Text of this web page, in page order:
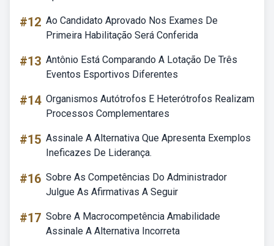
#12 Ao Candidato Aprovado Nos Exames De
Primeira Habilitação Será Conferida
#13 Antônio Está Comparando A Lotação De Três
Eventos Esportivos Diferentes
#14 Organismos Autótrofos E Heterótrofos Realizam
Processos Complementares
#15 Assinale A Alternativa Que Apresenta Exemplos
Ineficazes De Liderança.
#16 Sobre As Competências Do Administrador
Julgue As Afirmativas A Seguir
#17 Sobre A Macrocompetência Amabilidade
Assinale A Alternativa Incorreta